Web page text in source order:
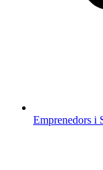
Emprenedors i